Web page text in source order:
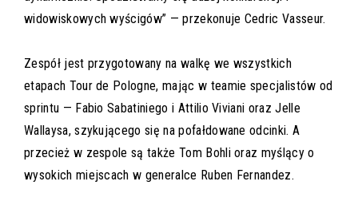
widowiskowych wyścigów” — przekonuje Cedric Vasseur.
Zespół jest przygotowany na walkę we wszystkich
etapach Tour de Pologne, mając w teamie specjalistów od
sprintu — Fabio Sabatiniego i Attilio Viviani oraz Jelle
Wallaysa, szykującego się na pofałdowane odcinki. A
przecież w zespole są także Tom Bohli oraz myślący o
wysokich miejscach w generalce Ruben Fernandez.